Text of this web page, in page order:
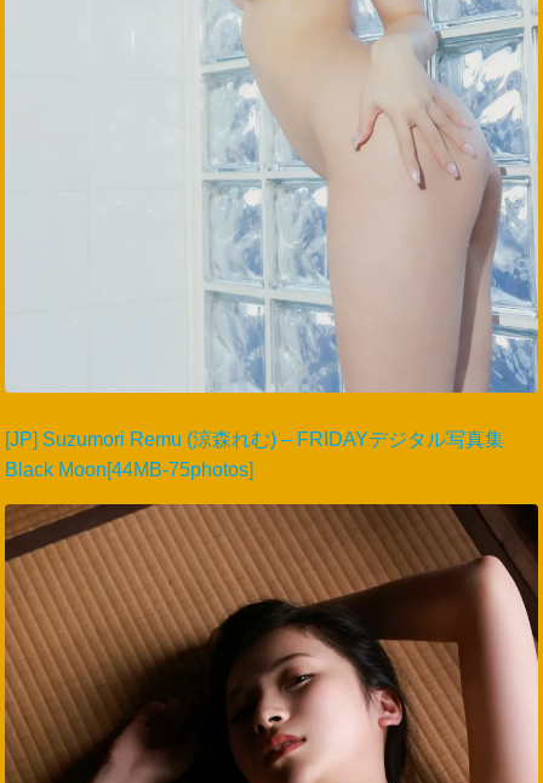
[JP] Suzumori Remu (涼森れむ) – FRIDAYデジタル写真集
Black Moon[44MB-75photos]